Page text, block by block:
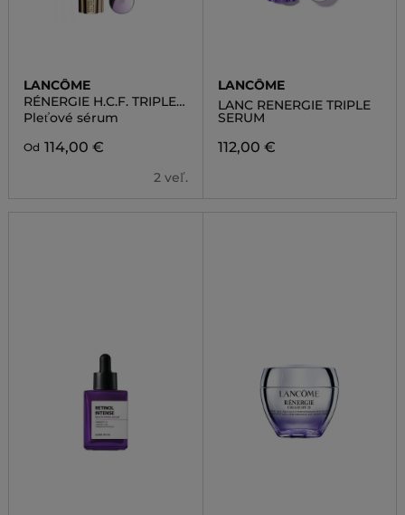
LANCÔME
RÉNERGIE H.C.F. TRIPLE
SERUM RETINOL
Pleťové sérum
Od 114,00 €
2 veľ.
LANCÔME
LANC RENERGIE TRIPLE
SERUM
112,00 €